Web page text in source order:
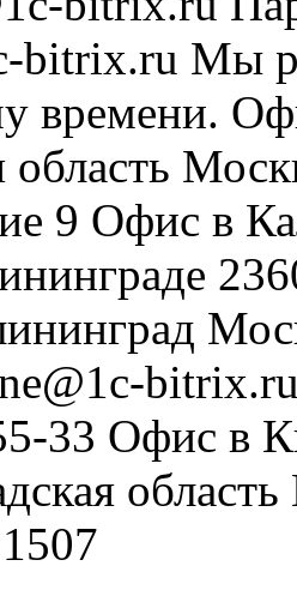
bitrix.ru Мы
времени.
9 Офис в
33 Офис в
область